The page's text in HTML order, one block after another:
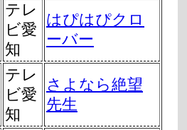
テレ
ビ愛
知
はぴはぴクロ
ーバー
テレ
ビ愛
知
さよなら絶望
先生